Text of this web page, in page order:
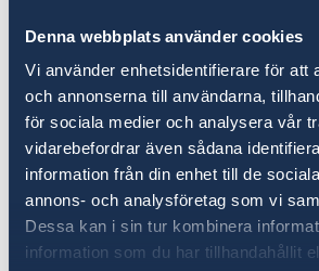
Denna webbplats använder cookies
Vi använder enhetsidentifierare för att
och annonserna till användarna,
för sociala medier och analysera vår
vidarebefordrar även sådana
information från din enhet till de
annons- och analysföretag som vi
Dessa kan i sin tur kombinera
information som du har tillhandahållit
positioner.
Utländska besökare bör tänka
lokala seder och bruk och att
undvika klädsel som kan
utmanande.
Det är förbjudet att medföra
Pakistan och narkotikabrott
hårt. Homosexualitet är i
och straffbelagt med fängelse